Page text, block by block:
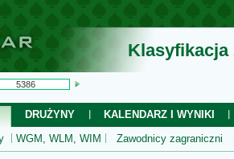
Klasyfikacja
DRUŻYNY KALENDARZ I WYNIKI
WGM, WLM, WIM Zawodnicy zagraniczni